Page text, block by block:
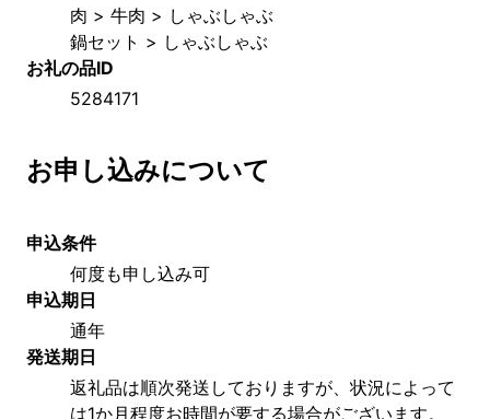
肉 > 牛肉 > しゃぶしゃぶ
鍋セット > しゃぶしゃぶ
お礼の品ID
5284171
お申し込みについて
申込条件
何度も申し込み可
申込期日
通年
発送期日
返礼品は順次発送しておりますが、状況によって
は1か月程度お時間が要する場合がございます。